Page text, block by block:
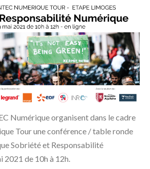
Numérique organisent dans le cadre
Tour une conférence / table ronde
Sobriété et Responsabilité
2021 de 10h à 12h.